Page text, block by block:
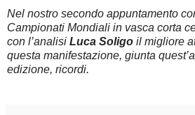
Nel nostro secondo appuntamento
Campionati Mondiali in vasca corta
con l’analisi Luca Soligo il migliore
questa manifestazione, giunta
edizione, ricordi.